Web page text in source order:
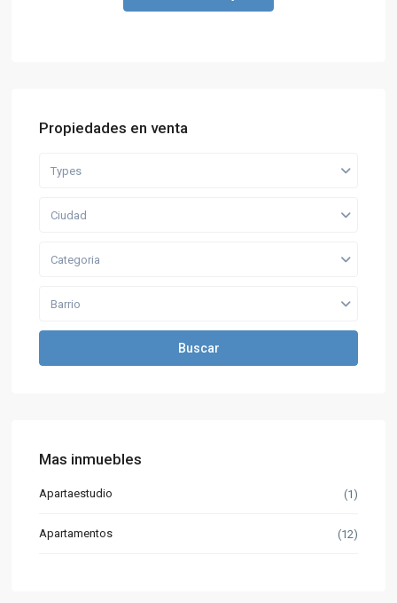
Propiedades en venta
Types
Ciudad
Categoria
Barrio
Buscar
Mas inmuebles
Apartaestudio (1)
Apartamentos (12)